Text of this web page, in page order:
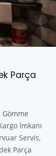
Parça
Gömme
İmkanı
Servis,
Parça